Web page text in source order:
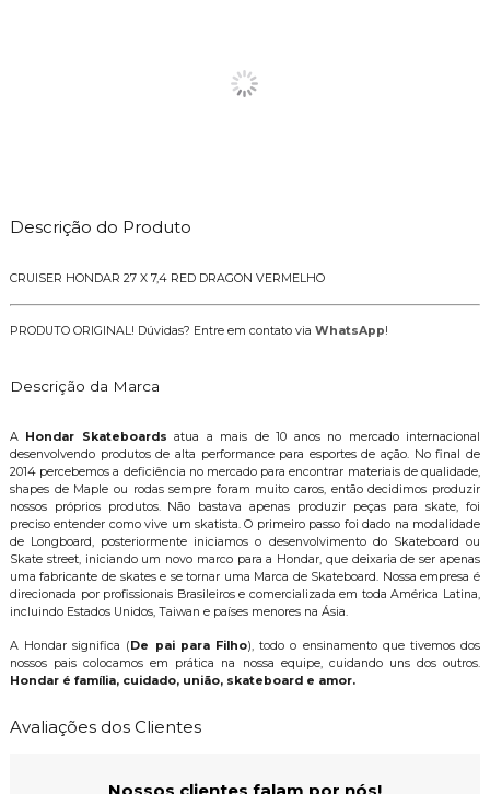
Descrição do Produto
CRUISER HONDAR 27 X 7,4 RED DRAGON VERMELHO
PRODUTO ORIGINAL! Dúvidas? Entre em contato via WhatsApp!
Descrição da Marca
A Hondar Skateboards atua a mais de 10 anos no mercado internacional
desenvolvendo produtos de alta performance para esportes de ação. No final de
2014 percebemos a deficiência no mercado para encontrar materiais de qualidade,
shapes de Maple ou rodas sempre foram muito caros, então decidimos produzir
nossos próprios produtos. Não bastava apenas produzir peças para skate, foi
preciso entender como vive um skatista. O primeiro passo foi dado na modalidade
de Longboard, posteriormente iniciamos o desenvolvimento do Skateboard ou
Skate street, iniciando um novo marco para a Hondar, que deixaria de ser apenas
uma fabricante de skates e se tornar uma Marca de Skateboard. Nossa empresa é
direcionada por profissionais Brasileiros e comercializada em toda América Latina,
incluindo Estados Unidos, Taiwan e países menores na Ásia.
A Hondar significa (De pai para Filho), todo o ensinamento que tivemos dos
nossos pais colocamos em prática na nossa equipe, cuidando uns dos outros.
Hondar é família, cuidado, união, skateboard e amor.
Avaliações dos Clientes